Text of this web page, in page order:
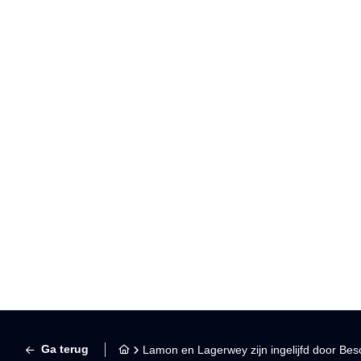
Ga terug Lamon en Lagerwey zijn ingelijfd door